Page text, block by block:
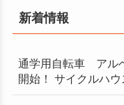
新着情報
通学用自転車 アル
開始！ サイクルハウ